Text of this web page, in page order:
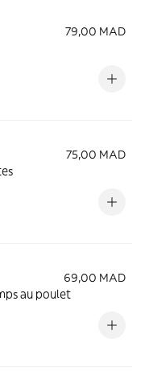
79,00 MAD
75,00 MAD
69,00 MAD
au poulet